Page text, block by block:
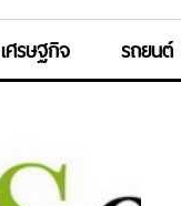
เศรษฐกิจ รถยนต์